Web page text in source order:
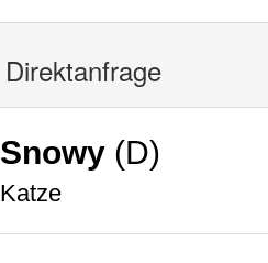
Direktanfrage
Snowy(D)
Katze